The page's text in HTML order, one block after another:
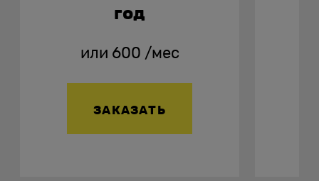
год
или 600 /мес
ЗАКАЗАТЬ